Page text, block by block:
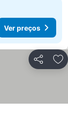
Ver preços
Partilhar